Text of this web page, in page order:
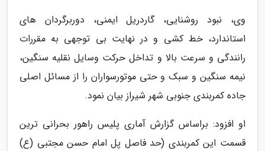
وی، نبود روشنایی، گاردریل ایمنی، دوربرگردان های
استاندارد، خط کشی و در نهایت بی توجهی به مقررات
رانندگی و سرعت بالا و تداخل حرکت وسایل نقلیه سنگین،
نیمه سنگین و سبک و حتی موتورسواران را از مسائل اصلی
جاده کمربندی جنوبی شهر شیراز بیان نمود.
او افزود: براساس گزارش آماری پلیس راهور بحرانی ترین
قسمت این کمربندی (حد فاصل پل امام حسن مجتبی (ع)